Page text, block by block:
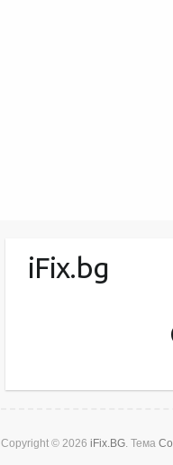
iFix.bg
Copyright © 2026 iFix.BG. Тема